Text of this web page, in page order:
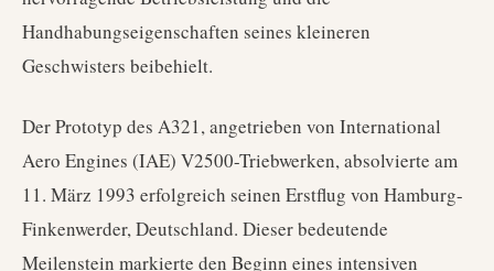
Handhabungseigenschaften seines kleineren
Geschwisters beibehielt.
Der Prototyp des A321, angetrieben von International
Aero Engines (IAE) V2500-Triebwerken, absolvierte am
11. März 1993 erfolgreich seinen Erstflug von Hamburg-
Finkenwerder, Deutschland. Dieser bedeutende
Meilenstein markierte den Beginn eines intensiven